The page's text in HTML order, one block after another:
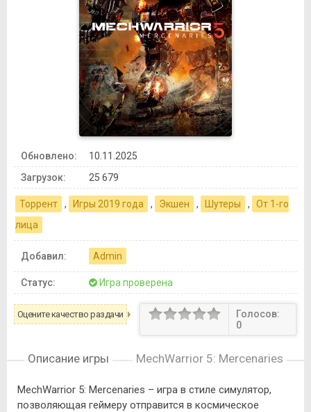
Обновлено:
10.11.2025
Загрузок:
25 679
Торрент , Игры 2019 года , Экшен , Шутеры ,
От 1-го
лица
Добавил: Admin
Статус: Игра проверена
Оцените качество раздачи
Голосов:
0
Описание игры MechWarrior 5: Mercenaries
MechWarrior 5: Mercenaries – игра в стиле симулятор,
позволяющая геймеру отправится в космическое